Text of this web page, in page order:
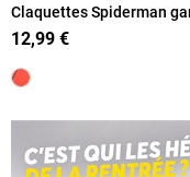
Claquettes Spiderman
(24-30)
12,99 €